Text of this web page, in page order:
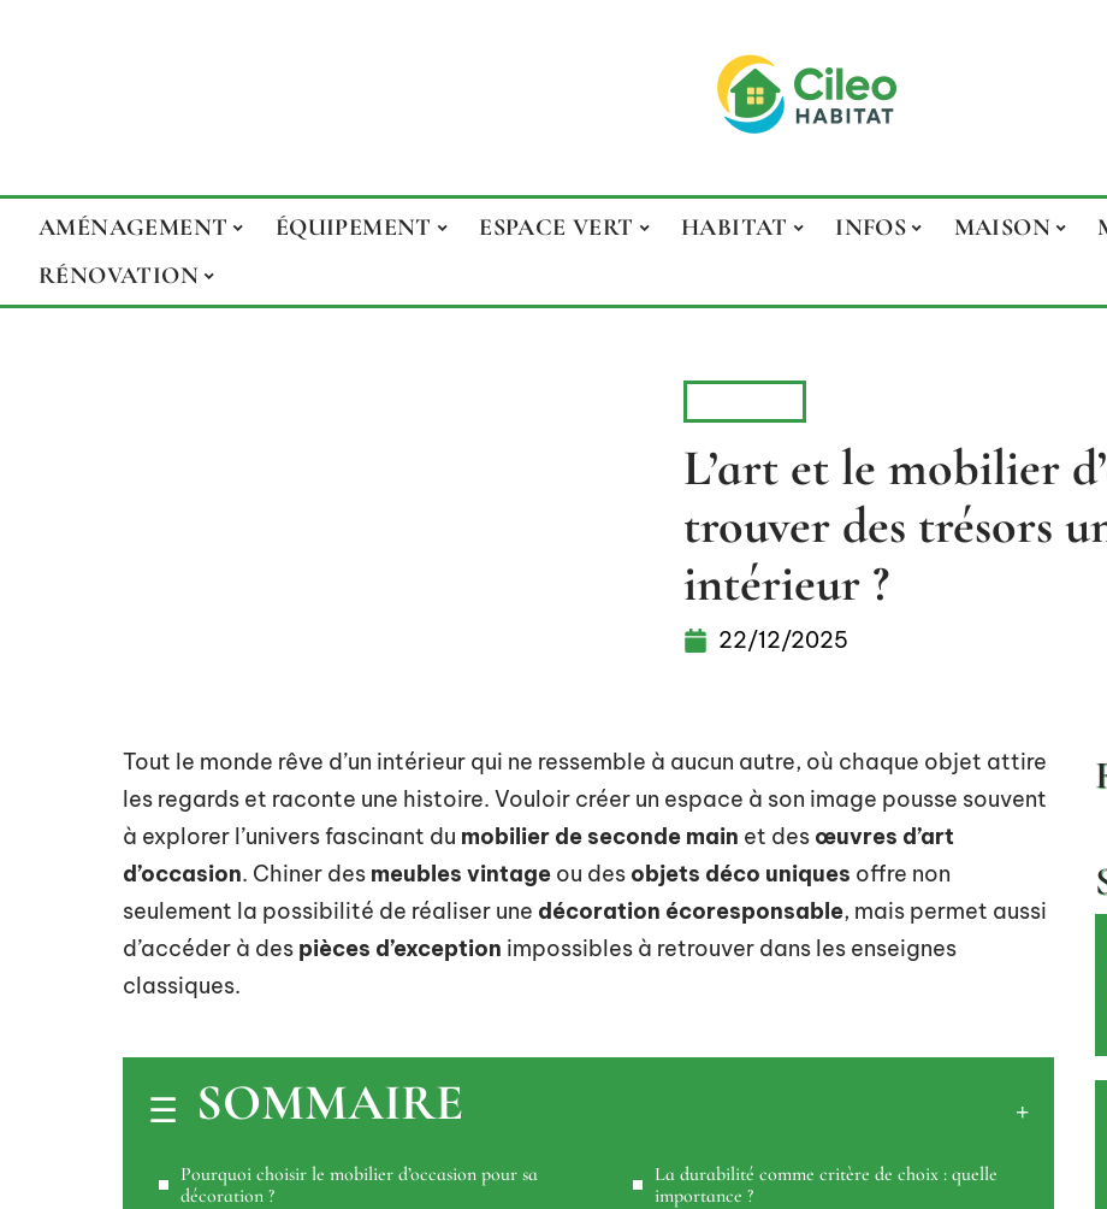
AMÉNAGEMENT ÉQUIPEMENT ESPACE VERT HABITAT INFOS MAISON
RÉNOVATION
L’art et le mobilier
trouver des trésors
intérieur ?
22/12/2025
Tout le monde rêve d’un intérieur qui ne ressemble à aucun autre, où chaque objet attire
les regards et raconte une histoire. Vouloir créer un espace à son image pousse souvent
à explorer l’univers fascinant du mobilier de seconde main et des œuvres d’art
d’occasion. Chiner des meubles vintage ou des objets déco uniques offre non
seulement la possibilité de réaliser une décoration écoresponsable, mais permet aussi
d’accéder à des pièces d’exception impossibles à retrouver dans les enseignes
classiques.
SOMMAIRE
Pourquoi choisir le mobilier d’occasion pour sa
décoration ?
La durabilité comme critère de choix : quelle
importance ?